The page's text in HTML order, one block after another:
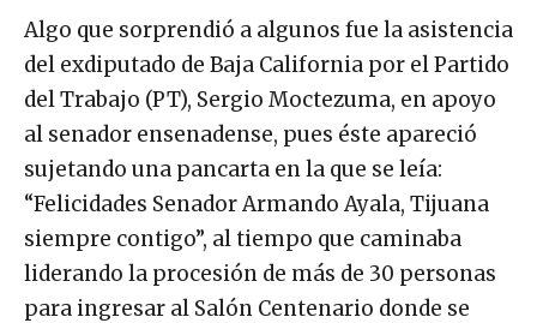
Algo que sorprendió a algunos fue la asistencia
del exdiputado de Baja California por el Partido
del Trabajo (PT), Sergio Moctezuma, en apoyo
al senador ensenadense, pues éste apareció
sujetando una pancarta en la que se leía:
“Felicidades Senador Armando Ayala, Tijuana
siempre contigo”, al tiempo que caminaba
liderando la procesión de más de 30 personas
para ingresar al Salón Centenario donde se